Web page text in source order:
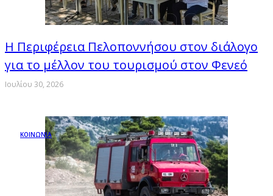
Η Περιφέρεια Πελοποννήσου στον διάλογο
για το μέλλον του τουρισμού στον Φενεό
Ιουλίου 30, 2026
ΚΟΙΝΩΝΙΑ